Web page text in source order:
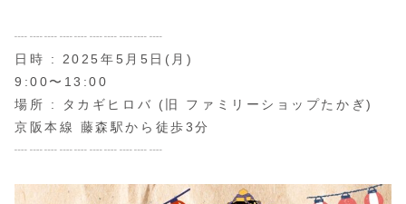
┈┈┈┈┈┈┈┈┈┈
日時 : 2025年5月5日(月)
9:00〜13:00
場所 : タカギヒロバ (旧 ファミリーショップたかぎ)
京阪本線 藤森駅から徒歩3分
┈┈┈┈┈┈┈┈┈┈